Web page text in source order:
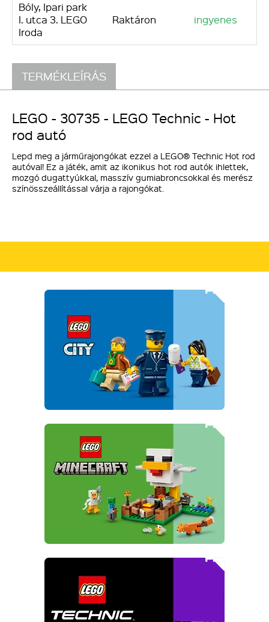
Bóly, Ipari park
I. utca 3. LEGO
Iroda
Raktáron ingyenes
TERMÉKLEÍRÁS
LEGO - 30735 - LEGO Technic - Hot
rod autó
Lepd meg a járműrajongókat ezzel a LEGO® Technic Hot rod
autóval! Ez a játék, amit az ikonikus hot rod autók ihlettek,
mozgó dugattyúkkal, masszív gumiabroncsokkal és merész
színösszeállítással várja a rajongókat.